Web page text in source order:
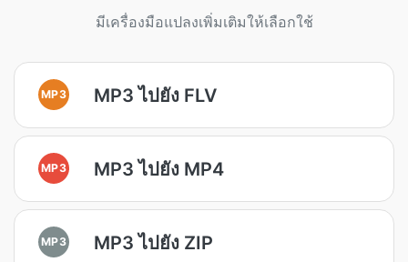
มีเครื่องมือแปลงเพิ่มเติมให้เลือกใช้
MP3 MP3 ไปยัง FLV
MP3 MP3 ไปยัง MP4
MP3 MP3 ไปยัง ZIP